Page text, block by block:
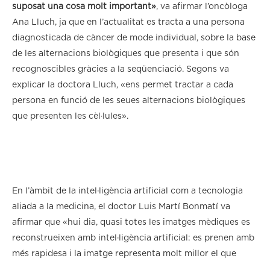
suposat una cosa molt important», va afirmar l’oncòloga
Ana Lluch, ja que en l’actualitat es tracta a una persona
diagnosticada de càncer de mode individual, sobre la base
de les alternacions biològiques que presenta i que són
recognoscibles gràcies a la seqüenciació. Segons va
explicar la doctora Lluch, «ens permet tractar a cada
persona en funció de les seues alternacions biològiques
que presenten les cèl·lules».
En l’àmbit de la intel·ligència artificial com a tecnologia
aliada a la medicina, el doctor Luis Martí Bonmatí va
afirmar que «hui dia, quasi totes les imatges mèdiques es
reconstrueixen amb intel·ligència artificial: es prenen amb
més rapidesa i la imatge representa molt millor el que